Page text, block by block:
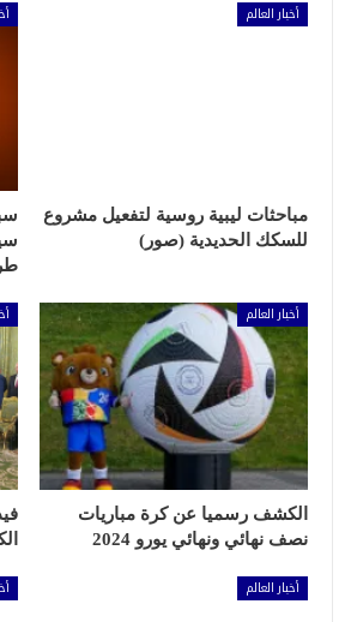
أخبار العالم
مباحثات ليبية روسية لتفعيل مشروع
للسكك الحديدية (صور)
أخبار العالم
الكشف رسميا عن كرة مباريات
نصف نهائي ونهائي يورو 2024
أخبار العالم